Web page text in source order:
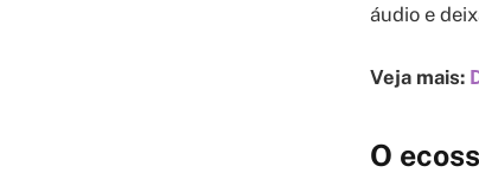
áudio e
Veja mais:
O